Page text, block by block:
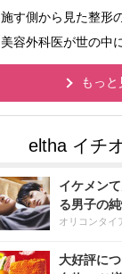
施す側から見た整形
美容外科医が世の中
もっと
イケメン
る男子の
オリコンタイ
大好評に